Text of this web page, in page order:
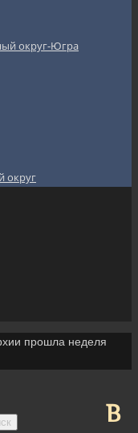
округ-Югра
округ
прошла неделя
В